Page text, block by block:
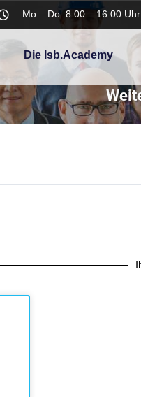
Mo – Do: 8:00 – 16:00
Die Isb.academy